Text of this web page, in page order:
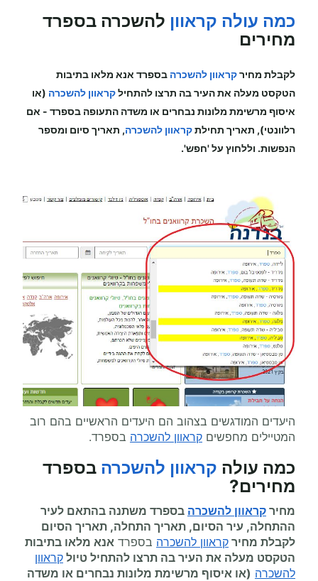
כמה עולה קראוון להשכרה בספרד
מחירים
לקבלת מחירקראוון להשכרה בספרד אנא מלאו בתיבות
הטקסט מעלה את העיר בה תרצו להתחילקראוון להשכרה (או
איסוף מרשימת מלונות נבחרים או משדה התעופה בספרד - אם
רלוונטי), תאריך תחילתקראוון להשכרה, תאריך סיום ומספר
הנפשות. וללחוץ על 'חפש'.
היעדים המודגשים בצהוב הם היעדים הראשיים בהם רוב
המטיילים מחפשים קראוון להשכרה בספרד.
כמה עולה קראוון להשכרה בספרד
מחירים?
מחיר קראוון להשכרה בספרד משתנה בהתאם לעיר
ההתחלה, עיר הסיום, תאריך התחלה, תאריך הסיום
לקבלת מחיר קראוון להשכרה בספרד אנא מלאו בתיבות
הטקסט מעלה את העיר בה תרצו להתחיל טיול קראוון
להשכרה (או איסוף מרשימת מלונות נבחרים או משדה